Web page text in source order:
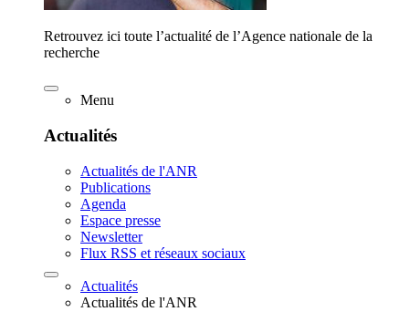
Retrouvez ici toute l’actualité de l’Agence nationale de la
recherche
Menu
Actualités
Actualités de l'ANR
Publications
Agenda
Espace presse
Newsletter
Flux RSS et réseaux sociaux
Actualités
Actualités de l'ANR